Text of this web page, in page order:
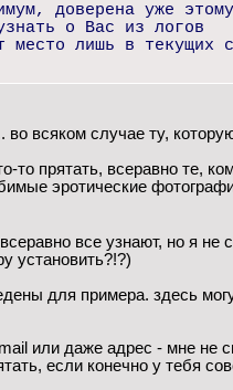
доверена уже
о Вас из логов
место лишь в текущих
всяком случае ту,
то прятать, всеравно те,
эротические
все узнают, но я не
установить?!?)
для примера. здесь
или даже адрес - мне не
если конечно у тебя